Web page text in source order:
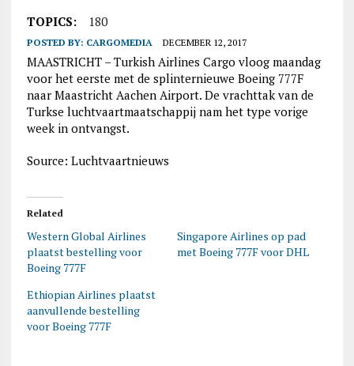
TOPICS: 180
POSTED BY: CARGOMEDIA DECEMBER 12, 2017
MAASTRICHT – Turkish Airlines Cargo vloog maandag
voor het eerste met de splinternieuwe Boeing 777F
naar Maastricht Aachen Airport. De vrachttak van de
Turkse luchtvaartmaatschappij nam het type vorige
week in ontvangst.
Source: Luchtvaartnieuws
Related
Western Global Airlines
plaatst bestelling voor
Boeing 777F
Singapore Airlines op pad
met Boeing 777F voor DHL
Ethiopian Airlines plaatst
aanvullende bestelling
voor Boeing 777F